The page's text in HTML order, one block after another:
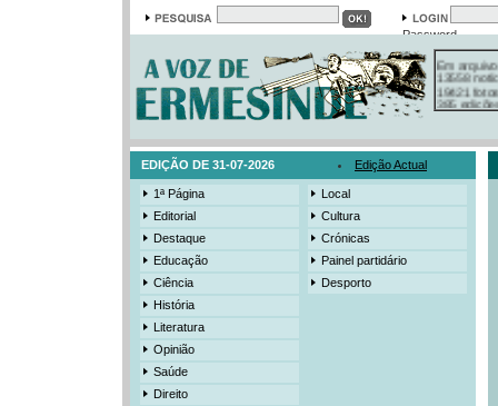
Password
Em arquivo
13558
19421
385
3206
EDIÇÃO DE 31-07-2026 Edição Actual
1ª Página
Editorial
Destaque
Educação
Ciência
História
Literatura
Opinião
Saúde
Direito
Local
Cultura
Crónicas
Painel partidário
Desporto